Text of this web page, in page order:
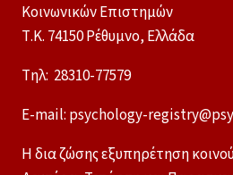
Κοινωνικών Επιστημών
Τ.Κ. 74150 Ρέθυμνο, Ελλάδα
Tηλ: 28310-77579
E-mail: psychology-
Η δια ζώσης εξυπηρέτηση